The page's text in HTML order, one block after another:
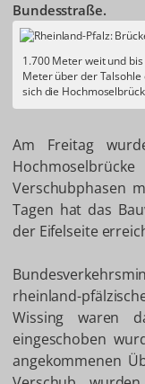
Bundesstraße.
1.700 Meter weit und
Meter über der
sich die
Am Freitag
Verschubphasen
Tagen hat das
der Eifelseite
rheinland-
Wissing waren
eingeschoben
angekommenen